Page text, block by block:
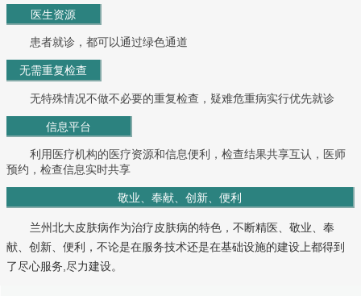
医生资源
患者就诊，都可以通过绿色通道
无需重复检查
无特殊情况不做不必要的重复检查，疑难危重病实行优先就诊
信息平台
利用医疗机构的医疗资源和信息便利，检查结果共享互认，医师
预约，检查信息实时共享
敬业、奉献、创新、便利
兰州北大皮肤病作为治疗皮肤病的特色，不断精医、敬业、奉
献、创新、便利，不论是在服务技术还是在基础设施的建设上都得到
了尽心服务,尽力建设。